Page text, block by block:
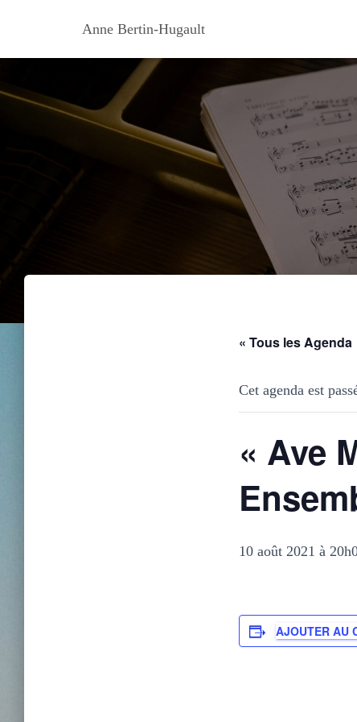
Anne Bertin-Hugault
« Tous les Agenda
Cet agenda est
« Ave
10 août 2021 à
AJOUTER AU